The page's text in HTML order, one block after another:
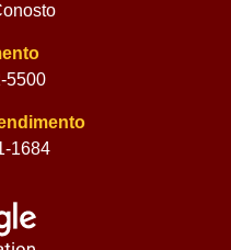
5500
1684